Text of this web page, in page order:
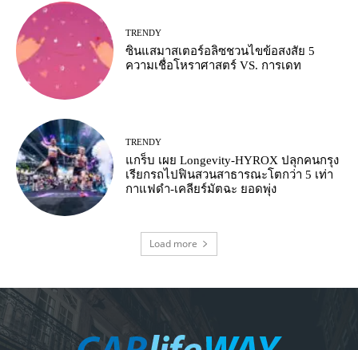
TRENDY
ซินแสมาสเตอร์อลิซชวนไขข้อสงสัย 5
ความเชื่อโหราศาสตร์ VS. การเดท
TRENDY
แกร็บ เผย Longevity-HYROX ปลุกคนกรุง
เรียกรถไปฟินสวนสาธารณะโตกว่า 5 เท่า
กาแฟดำ-เคลียร์มัตฉะ ยอดพุ่ง
Load more